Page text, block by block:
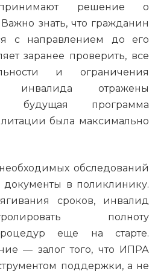
решение о
знать, что гражданин
с направлением до его
заранее проверить, все
и ограничения
инвалида отражены
будущая программа
была максимально
обследований
в поликлинику.
сроков, инвалид
полноту
еще на старте.
— залог того, что ИПРА
поддержки, а не